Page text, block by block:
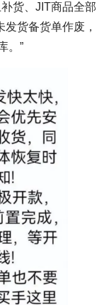
货、JIT商品全部
货备货单作废，
。”